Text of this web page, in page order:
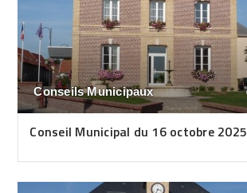
Conseils Municipaux
Conseil Municipal du 16 octobre 2025